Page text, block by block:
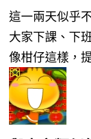
這一兩天似乎
大家下課、下
像柑仔這樣，